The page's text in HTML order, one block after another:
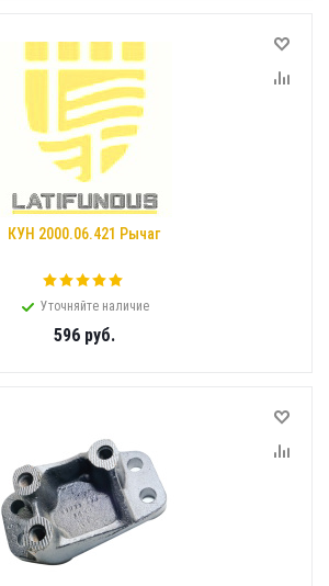
КУН 2000.06.421 Рычаг
Уточняйте наличие
596руб.